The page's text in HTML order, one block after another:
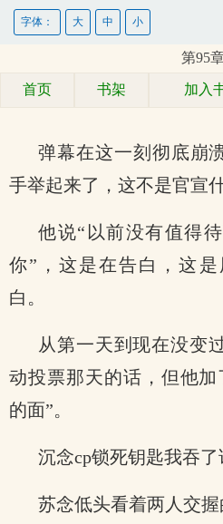
字体： 大 中 小
第95
首页 书架 加入
弹幕在这一刻彻底
手举起来了，这不是官宣
他说“以前没有值得
你”，这是在告白，这
白。
从第一天到现在没变
动投票那天的话，但他
的面”。
沉念cp锁死钥匙我吞了
苏念低头看着两人交握